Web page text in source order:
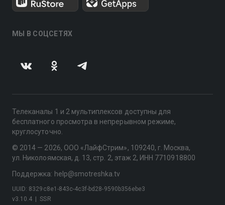
МЫ В СОЦСЕТЯХ
Телеканалы 1 и 2 мультиплексов доступны для
бесплатного просмотра в непрерывном режиме,
круглосуточно.
© 2014 — 2026, ООО «ЛайфСтрим», 109240, г. Москва,
ул. Николоямская, д. 13, стр. 2, этаж 2, ИНН 7710918800
Поддержка: help@smotreshka.tv
v3.10.4 SSR
UUID: 8329c8e1-843c-4c3f-bd28-9590b356ebe3